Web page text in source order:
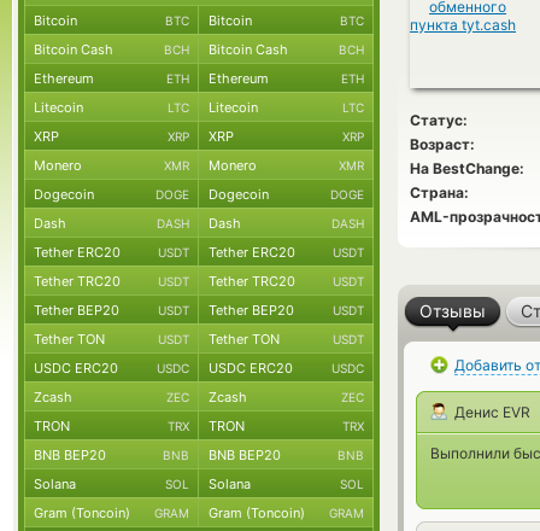
Статус:
Возраст:
На BestChange:
Страна:
AML-
Отзывы
Добавить
Денис EVR
Выполнили
Bitcoin BTC Bitcoin BTC
Bitcoin Cash BCH Bitcoin Cash BCH
Ethereum ETH Ethereum ETH
Litecoin LTC Litecoin LTC
XRP XRP XRP XRP
Monero XMR Monero XMR
Dogecoin DOGE Dogecoin DOGE
Dash DASH Dash DASH
Tether ERC20 USDT Tether ERC20 USDT
Tether TRC20 USDT Tether TRC20 USDT
Tether BEP20 USDT Tether BEP20 USDT
Tether TON USDT Tether TON USDT
USDC ERC20 USDC USDC ERC20 USDC
Zcash ZEC Zcash ZEC
TRON TRX TRON TRX
BNB BEP20 BNB BNB BEP20 BNB
Solana SOL Solana SOL
Gram (Toncoin) GRAM Gram (Toncoin) GRAM